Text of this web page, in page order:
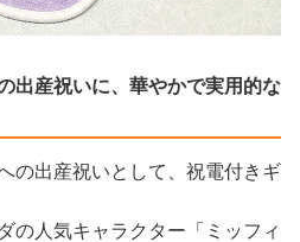
出産祝いに、華やかで実用的な
の出産祝いとして、祝電付きギ
の人気キャラクター「ミッフィ